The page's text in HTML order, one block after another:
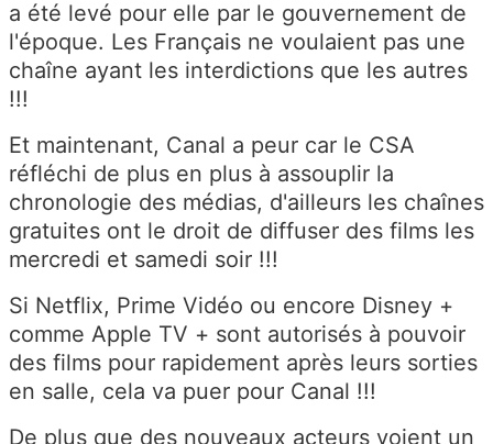
a été levé pour elle par le gouvernement de
l'époque. Les Français ne voulaient pas une
chaîne ayant les interdictions que les autres
!!!
Et maintenant, Canal a peur car le CSA
réfléchi de plus en plus à assouplir la
chronologie des médias, d'ailleurs les chaînes
gratuites ont le droit de diffuser des films les
mercredi et samedi soir !!!
Si Netflix, Prime Vidéo ou encore Disney +
comme Apple TV + sont autorisés à pouvoir
des films pour rapidement après leurs sorties
en salle, cela va puer pour Canal !!!
De plus que des nouveaux acteurs voient un